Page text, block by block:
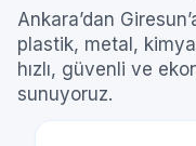
Ankara’dan
plastik, metal,
hızlı, güvenli ve
sunuyoruz.